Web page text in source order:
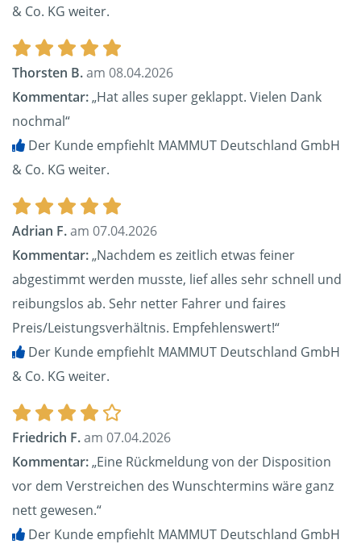
& Co. KG weiter.
Thorsten B.am 08.04.2026
Kommentar:„Hat alles super geklappt. Vielen Dank
nochmal“
Der Kunde empfiehlt MAMMUT Deutschland GmbH
& Co. KG weiter.
Adrian F.am 07.04.2026
Kommentar:„Nachdem es zeitlich etwas feiner
abgestimmt werden musste, lief alles sehr schnell und
reibungslos ab. Sehr netter Fahrer und faires
Preis/Leistungsverhältnis. Empfehlenswert!“
Der Kunde empfiehlt MAMMUT Deutschland GmbH
& Co. KG weiter.
Friedrich F.am 07.04.2026
Kommentar:„Eine Rückmeldung von der Disposition
vor dem Verstreichen des Wunschtermins wäre ganz
nett gewesen.“
Der Kunde empfiehlt MAMMUT Deutschland GmbH